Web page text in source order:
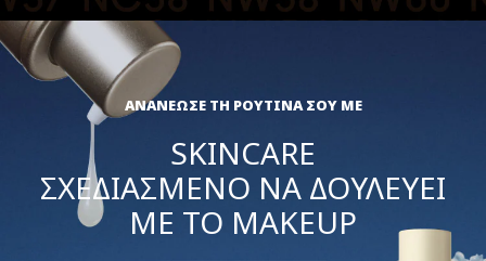
ΑΝΑΝΕΩΣΕ ΤΗ ΡΟΥΤΙΝΑ ΣΟΥ ΜΕ
SKINCARE
ΣΧΕΔΙΑΣΜΕΝΟ ΝΑ ΔΟΥΛΕΥΕΙ
ΜΕ ΤΟ MAKEUP